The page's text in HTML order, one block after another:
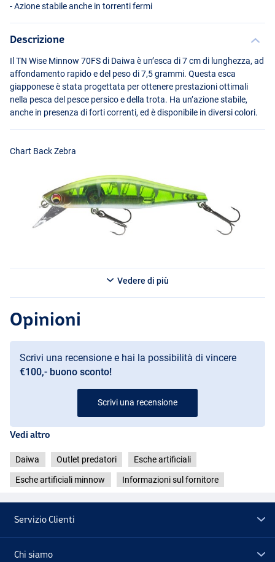
- Azione stabile anche in torrenti fermi
Descrizione
Il TN Wise Minnow 70FS di Daiwa è un’esca di 7 cm di lunghezza, ad
affondamento rapido e del peso di 7,5 grammi. Questa esca
giapponese è stata progettata per ottenere prestazioni ottimali
nella pesca del pesce persico e della trota. Ha un’azione stabile,
anche in presenza di forti correnti, ed è disponibile in diversi colori.
Chart Back Zebra
Vedere di più
Opinioni
Scrivi una recensione e hai la possibilità di vincere
€100,- buono sconto!
Scrivi una recensione
Vedi altro
Daiwa Outlet predatori Esche artificiali
Esche artificiali minnow Informazioni sul fornitore
Servizio Clienti
Chi siamo